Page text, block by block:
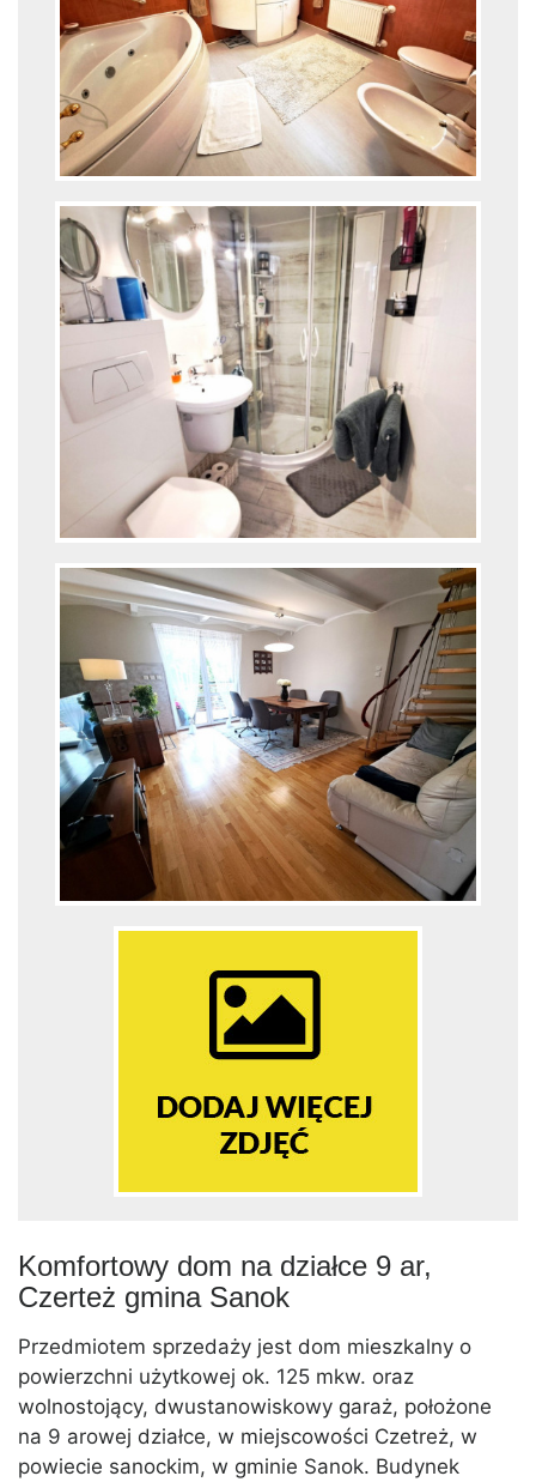
Komfortowy dom na działce 9 ar,
Czerteż gmina Sanok
Przedmiotem sprzedaży jest dom mieszkalny o
powierzchni użytkowej ok. 125 mkw. oraz
wolnostojący, dwustanowiskowy garaż, położone
na 9 arowej działce, w miejscowości Czetreż, w
powiecie sanockim, w gminie Sanok. Budynek